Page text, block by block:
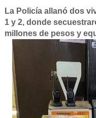
La Policía allanó dos
1 y 2, donde
millones de pesos y